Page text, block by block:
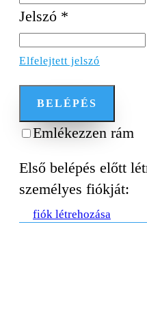
Jelszó *
Elfelejtett jelszó
BELÉPÉS
Emlékezzen rám
Első belépés előtt
személyes fiókját:
fiók létrehozása